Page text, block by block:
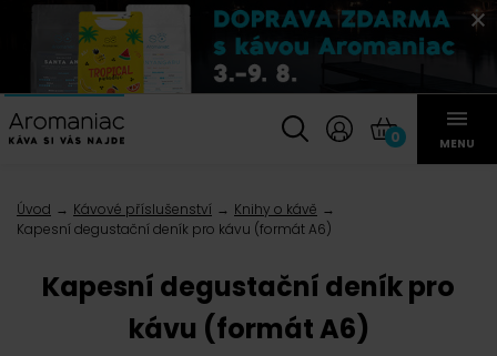
0 MENU
Úvod Kávové příslušenství
Knihy o kávě
Kapesní degustační deník pro kávu (formát A6)
Kapesní degustační deník pro
kávu (formát A6)